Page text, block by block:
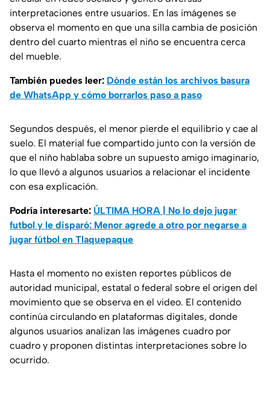
interpretaciones entre usuarios. En las imágenes se
observa el momento en que una silla cambia de posición
dentro del cuarto mientras el niño se encuentra cerca
del mueble.
También puedes leer: Dónde están los archivos basura
de WhatsApp y cómo borrarlos paso a paso
Segundos después, el menor pierde el equilibrio y cae al
suelo. El material fue compartido junto con la versión de
que el niño hablaba sobre un supuesto amigo imaginario,
lo que llevó a algunos usuarios a relacionar el incidente
con esa explicación.
Podría interesarte: ÚLTIMA HORA | No lo dejo jugar
futbol y le disparó: Menor agrede a otro por negarse a
jugar fútbol en Tlaquepaque
Hasta el momento no existen reportes públicos de
autoridad municipal, estatal o federal sobre el origen del
movimiento que se observa en el video. El contenido
continúa circulando en plataformas digitales, donde
algunos usuarios analizan las imágenes cuadro por
cuadro y proponen distintas interpretaciones sobre lo
ocurrido.